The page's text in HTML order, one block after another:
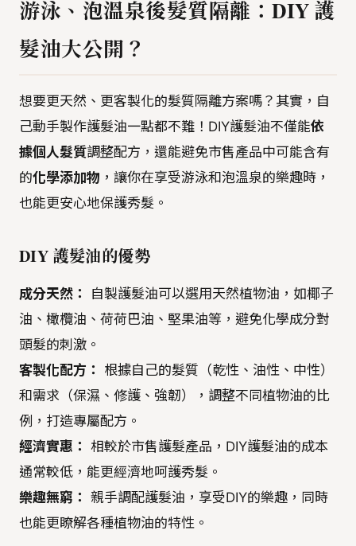
游泳、泡溫泉後髮質隔離：DIY 護
髮油大公開？
想要更天然、更客製化的髮質隔離方案嗎？其實，自
己動手製作護髮油一點都不難！DIY護髮油不僅能依
據個人髮質調整配方，還能避免市售產品中可能含有
的化學添加物 ，讓你在享受游泳和泡溫泉的樂趣時，
也能更安心地保護秀髮。
DIY 護髮油的優勢
成分天然：
自製護髮油可以選用天然植物油，如椰子
油、橄欖油、荷荷巴油、堅果油等，避免化學成分對
頭髮的刺激。
客製化配方：
根據自己的髮質（乾性、油性、中性）
和需求（保濕、修護、強韌），調整不同植物油的比
例，打造專屬配方。
經濟實惠：
相較於市售護髮產品，DIY護髮油的成本
通常較低，能更經濟地呵護秀髮。
樂趣無窮： 親手調配護髮油，享受DIY的樂趣，同時
也能更瞭解各種植物油的特性。